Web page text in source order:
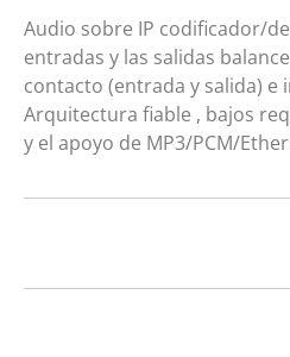
Audio sobre IP codificador/
entradas y las salidas
contacto (entrada y salida) e
Arquitectura fiable , bajos
y el apoyo de MP3/PCM/